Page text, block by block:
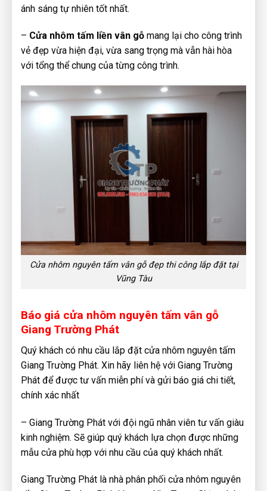
ánh sáng tự nhiên tốt nhất.
– Cửa nhôm tấm liền vân gỗ mang lại cho công trình
vẻ đẹp vừa hiện đại, vừa sang trọng mà vẫn hài hòa
với tổng thể chung của từng công trình.
Cửa nhôm nguyên tấm vân gỗ đẹp thi công lắp đặt tại
Vũng Tàu
Báo giá cửa nhôm nguyên tấm vân gỗ
Giang Trường Phát
Quý khách có nhu cầu lắp đặt cửa nhôm nguyên tấm
Giang Trường Phát. Xin hãy liên hệ với Giang Trường
Phát để được tư vấn miễn phí và gửi báo giá chi tiết,
chính xác nhất
– Giang Trường Phát với đội ngũ nhân viên tư vấn giàu
kinh nghiệm. Sẽ giúp quý khách lựa chọn được những
mẫu cửa phù hợp với nhu cầu của quý khách nhất.
Giang Trường Phát là nhà phân phối cửa nhôm nguyên